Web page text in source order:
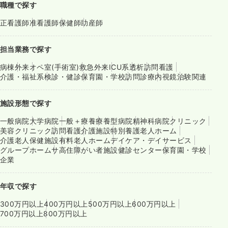
職種で探す
正看護師准看護師保健師助産師
担当業務で探す
病棟外来オペ室(手術室)救急外来ICU系透析訪問看護
介護・福祉系検診・健診保育園・学校訪問診療内視鏡治験関連
施設形態で探す
一般病院大学病院一般＋療養療養型病院精神科病院クリニック
美容クリニック訪問看護介護施設特別養護老人ホーム
介護老人保健施設有料老人ホームデイケア・デイサービス
グループホームサ高住障がい者施設健診センター保育園・学校
企業
年収で探す
300万円以上400万円以上 500万円以上600万円以上
700万円以上800万円以上